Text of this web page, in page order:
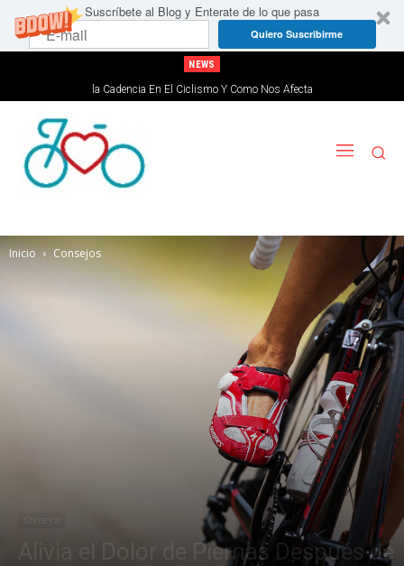
Suscríbete al Blog y Enterate de lo que pasa
Quiero Suscribirme
NEWS
la Cadencia En El Ciclismo Y Como Nos Afecta
Inicio Consejos
Alivia el Dolor de Piernas Después de